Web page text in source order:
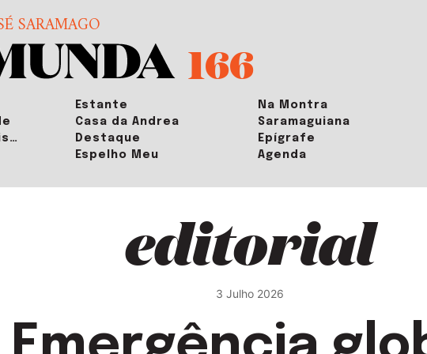
SARAMAGO
166
Estante
Casa da Andrea
Destaque
Espelho Meu
Na Montra
Saramaguiana
Epígrafe
Agenda
editorial
3 Julho 2026